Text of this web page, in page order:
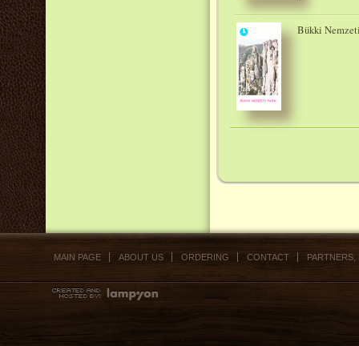
Bükki
MAIN PAGE ABOUT US ORDERING CONTACT PARTNERS,